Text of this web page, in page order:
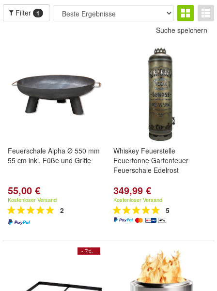
Filter 1
Suche speichern
Feuerschale Alpha Ø 550 mm
55 cm inkl. Füße und Griffe
55,00 €
Kostenloser Versand
2
Whiskey Feuerstelle
Feuertonne Gartenfeuer
Feuerschale Edelrost
349,99 €
Kostenloser Versand
5
- 7%